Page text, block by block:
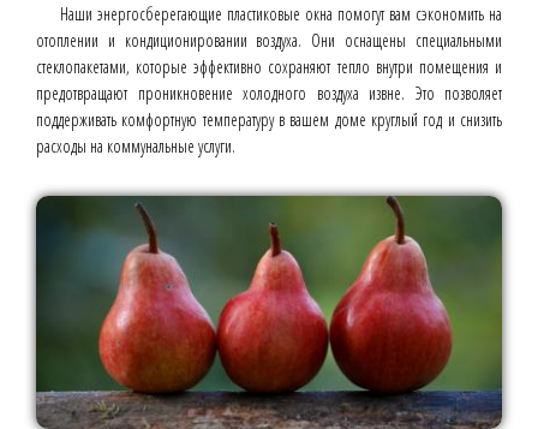
Наши энергосберегающие пластиковые окна помогут вам сэкономить на
отоплении и кондиционировании воздуха. Они оснащены специальными
стеклопакетами, которые эффективно сохраняют тепло внутри помещения и
предотвращают проникновение холодного воздуха извне. Это позволяет
поддерживать комфортную температуру в вашем доме круглый год и снизить
расходы на коммунальные услуги.